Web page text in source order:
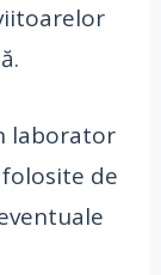
laborator
de